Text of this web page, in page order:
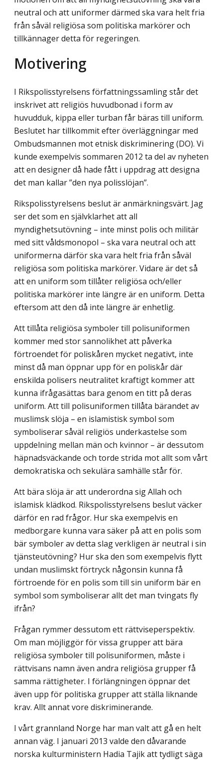
neutral och att uniformer därmed ska vara helt fria
från såväl religiösa som politiska markörer och
tillkännager detta för regeringen.
Motivering
I Rikspolisstyrelsens författningssamling står det
inskrivet att religiös huvudbonad i form av
huvudduk, kippa eller turban får bäras till uniform.
Beslutet har tillkommit efter överläggningar med
Ombudsmannen mot etnisk diskriminering (DO). Vi
kunde exempelvis sommaren 2012 ta del av nyheten
att en designer då hade fått i uppdrag att designa
det man kallar ”den nya polisslöjan”.
Rikspolisstyrelsens beslut är anmärkningsvärt. Jag
ser det som en självklarhet att all
myndighetsutövning – inte minst polis och militär
med sitt våldsmonopol – ska vara neutral och att
uniformerna därför ska vara helt fria från såväl
religiösa som politiska markörer. Vidare är det så
att en uniform som tillåter religiösa och/eller
politiska markörer inte längre är en uniform. Detta
eftersom att den då inte längre är enhetlig.
Att tillåta religiösa symboler till polisuniformen
kommer med stor sannolikhet att påverka
förtroendet för poliskåren mycket negativt, inte
minst då man öppnar upp för en poliskår där
enskilda polisers neutralitet kraftigt kommer att
kunna ifrågasättas bara genom en titt på deras
uniform. Att till polisuniformen tillåta bärandet av
muslimsk slöja – en islamistisk symbol som
symboliserar såväl religiös underkastelse som
uppdelning mellan män och kvinnor – är dessutom
häpnadsväckande och torde strida mot allt som vårt
demokratiska och sekulära samhälle står för.
Att bära slöja är att underordna sig Allah och
islamisk klädkod. Rikspolisstyrelsens beslut väcker
därför en rad frågor. Hur ska exempelvis en
medborgare kunna vara säker på att en polis som
bär symboler av detta slag verkligen är neutral i sin
tjänsteutövning? Hur ska den som exempelvis flytt
undan muslimskt förtryck någonsin kunna få
förtroende för en polis som till sin uniform bär en
symbol som symboliserar allt det man tvingats fly
ifrån?
Frågan rymmer dessutom ett rättviseperspektiv.
Om man möjliggör för vissa grupper att bära
religiösa symboler till polisuniformen, måste i
rättvisans namn även andra religiösa grupper få
samma rättigheter. I förlängningen öppnar det
även upp för politiska grupper att ställa liknande
krav. Allt annat vore diskriminerande.
I vårt grannland Norge har man valt att gå en helt
annan väg. I januari 2013 valde den dåvarande
norska kulturministern Hadia Tajik att tydligt säga